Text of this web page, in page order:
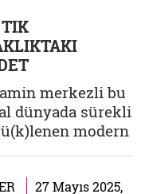
durulması
en önemli
biri de
siber
ve
olan linç.
dijital
merkezli bu
dünyada sürekli
modern
Atılan her
27 Mayıs 2025,